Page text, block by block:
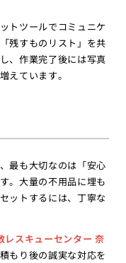
トツールでコミュニケ
残すものリスト」を共
、作業完了後には写真
えています。
最も大切なのは「安心
。大量の不用品に埋も
ットするには、丁寧な
レスキューセンター 奈
もり後の誠実な対応を